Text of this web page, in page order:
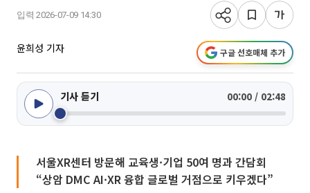
입력 2026-07-09 14:30
윤희성 기자 구글 선호매체 추가
기사 듣기 00:00 / 02:48
서울XR센터 방문해 교육생·기업 50여 명과 간담회
“상암 DMC AI·XR 융합 글로벌 거점으로 키우겠다”